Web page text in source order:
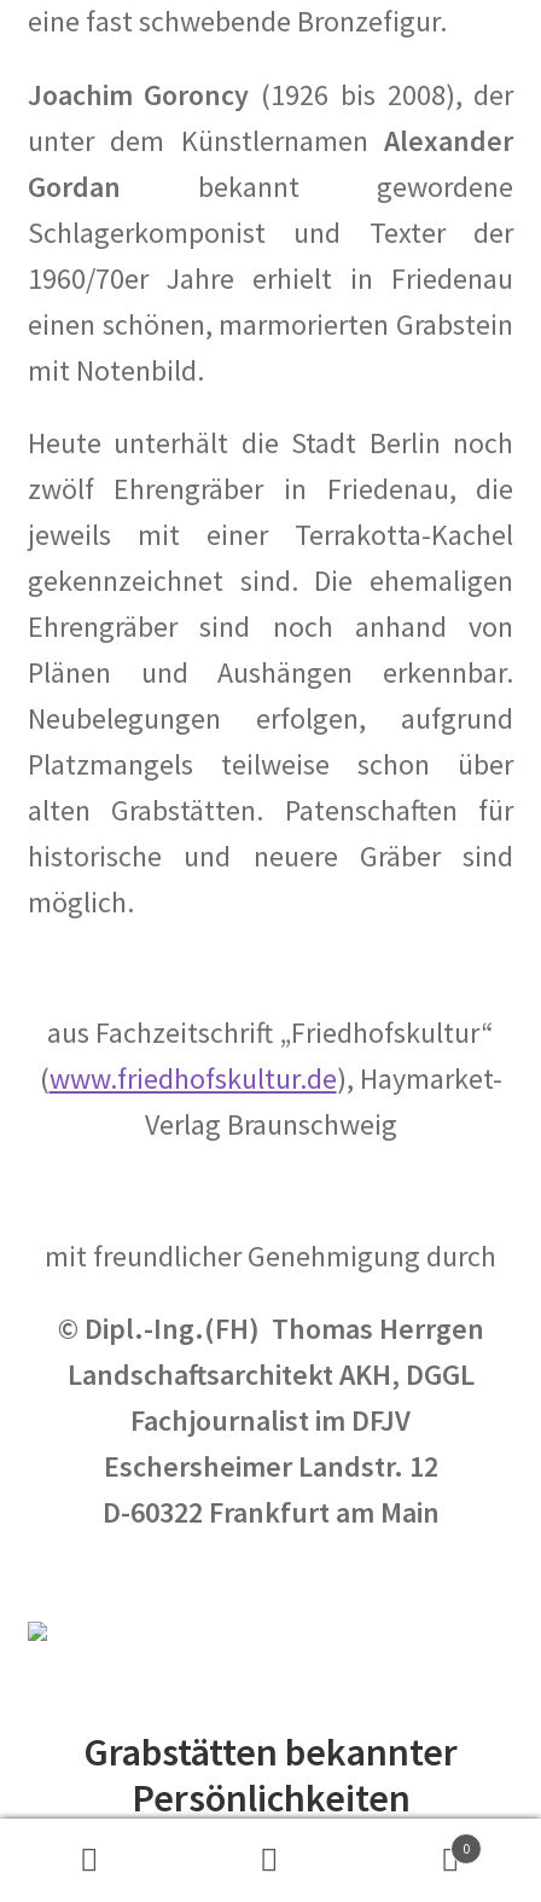
eine fast schwebende Bronzefigur.
Joachim Goroncy (1926 bis 2008), der
unter dem KünstlernamenAlexander
Gordan bekannt gewordene
Schlagerkomponist und Texter der
1960/70er Jahre erhielt in Friedenau
einen schönen, marmorierten Grabstein
mit Notenbild.
Heute unterhält die Stadt Berlin noch
zwölf Ehrengräber in Friedenau, die
jeweils mit einer Terrakotta-Kachel
gekennzeichnet sind. Die ehemaligen
Ehrengräber sind noch anhand von
Plänen und Aushängen erkennbar.
Neubelegungen erfolgen, aufgrund
Platzmangels teilweise schon über
alten Grabstätten. Patenschaften für
historische und neuere Gräber sind
möglich.
aus Fachzeitschrift „Friedhofskultur“
(www.friedhofskultur.de), Haymarket-
Verlag Braunschweig
mit freundlicher Genehmigung durch
© Dipl.-Ing.(FH) Thomas Herrgen
Landschaftsarchitekt AKH, DGGL
Fachjournalist im DFJV
Eschersheimer Landstr. 12
D-60322 Frankfurt am Main
Grabstätten bekannter
Persönlichkeiten
0